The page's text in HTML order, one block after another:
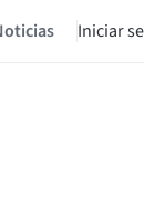
Iniciar